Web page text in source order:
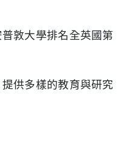
敦大學排名全英國第
供多樣的教育與研究